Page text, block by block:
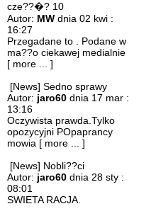
cze??�? 10
Autor: MW dnia 02 kwi :
16:27
Przegadane to . Podane w
ma??o ciekawej medialnie
[ more ... ]
[News] Sedno sprawy
Autor: jaro60 dnia 17 mar :
13:16
Oczywista prawda.Tylko
opozycyjni POpaprancy
mowia [ more ... ]
[News] Nobli??ci
Autor: jaro60 dnia 28 sty :
08:01
SWIETA RACJA.